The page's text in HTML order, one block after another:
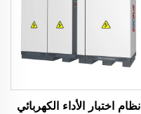
نظام اختبار الأداء الكهربائي